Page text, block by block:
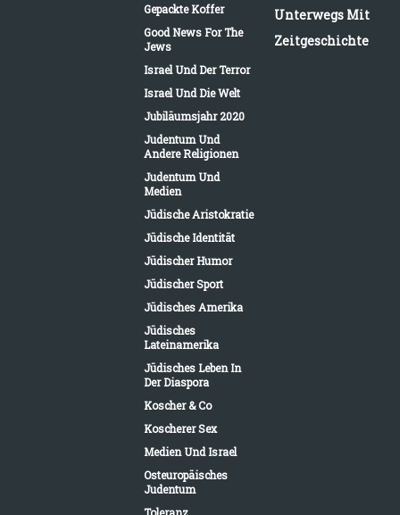
Gepackte Koffer
Good News For The
Jews
Israel Und Der Terror
Israel Und Die Welt
Jubiläumsjahr 2020
Judentum Und
Andere Religionen
Judentum Und
Medien
Jüdische Aristokratie
Jüdische Identität
Jüdischer Humor
Jüdischer Sport
Jüdisches Amerika
Jüdisches
Lateinamerika
Jüdisches Leben In
Der Diaspora
Koscher & Co
Koscherer Sex
Medien Und Israel
Osteuropäisches
Judentum
Toleranz
Unterwegs Mit
Zeitgeschichte